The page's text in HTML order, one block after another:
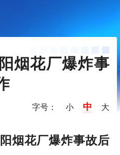
烟花厂爆炸事
字号： 小 中 大
烟花厂爆炸事故后